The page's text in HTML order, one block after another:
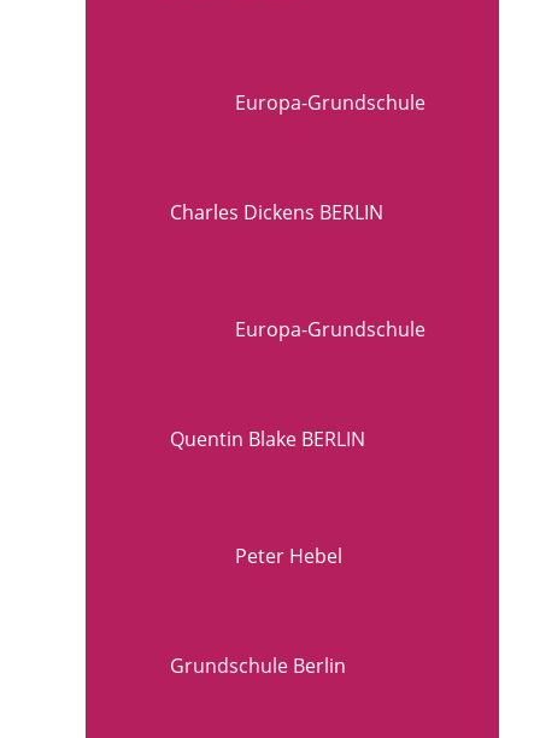
Europa-Grundschule
Charles Dickens BERLIN
Europa-Grundschule
Quentin Blake BERLIN
Peter Hebel
Grundschule Berlin